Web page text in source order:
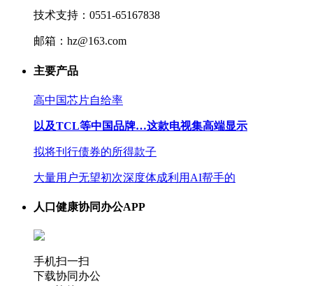
技术支持：0551-65167838
邮箱：hz@163.com
主要产品
高中国芯片自给率
以及TCL等中国品牌…这款电视集高端显示
拟将刊行债券的所得款子
大量用户无望初次深度体成利用AI帮手的
人口健康协同办公APP
手机扫一扫
下载协同办公